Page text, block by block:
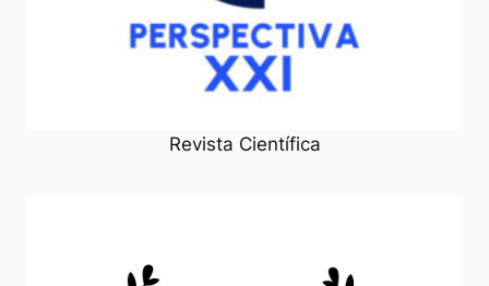
Revista Científica